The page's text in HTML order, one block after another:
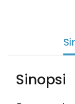
Sinopsi